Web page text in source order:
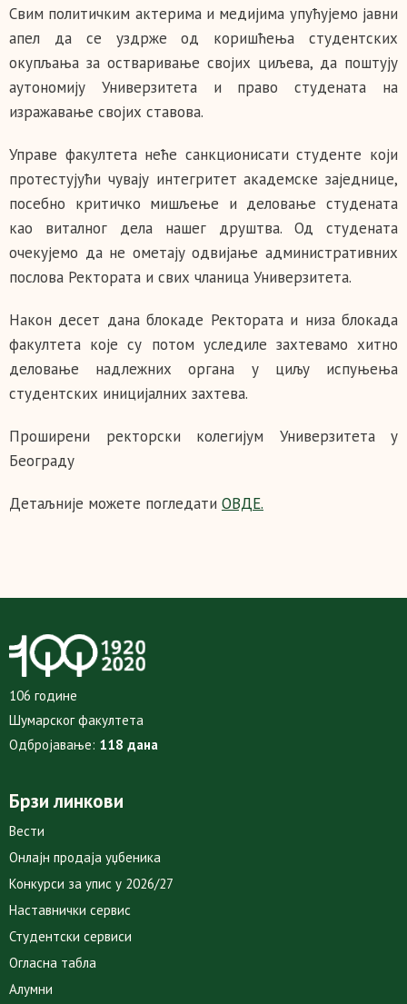
Свим политичким актерима и медијима упућујемо јавни
апел да се уздрже од коришћења студентских
окупљања за остваривање својих циљева, да поштују
аутономију Универзитета и право студената на
изражавање својих ставова.
Управе факултета неће санкционисати студенте који
протестујући чувају интегритет академске заједнице,
посебно критичко мишљење и деловање студената
као виталног дела нашег друштва. Од студената
очекујемо да не ометају одвијање административних
послова Ректората и свих чланица Универзитета.
Након десет дана блокаде Ректората и низа блокада
факултета које су потом уследиле захтевамо хитно
деловање надлежних органа у циљу испуњења
студентских иницијалних захтева.
Проширени ректорски колегијум Универзитета у
Београду
Детаљније можете погледати ОВДЕ.
106 године
Шумарског факултета
Одбројавање: 118 дана
Брзи линкови
Вести
Онлајн продаја уџбеника
Конкурси за упис у 2026/27
Наставнички сервис
Студентски сервиси
Огласна табла
Алумни